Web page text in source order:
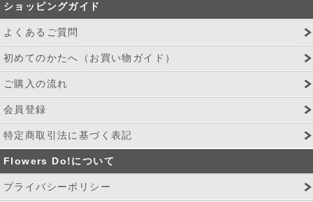
ショッピングガイド
よくあるご質問
初めてのかたへ（お買い物ガイド）
ご購入の流れ
会員登録
特定商取引法に基づく表記
Flowers Do!について
プライバシーポリシー